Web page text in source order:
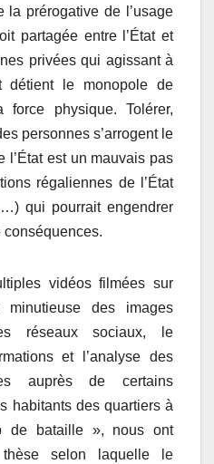
la prérogative de l’usage
partagée entre l’État et
privées qui agissant à
détient le monopole de
force physique. Tolérer,
personnes s’arrogent le
l’État est un mauvais pas
régaliennes de l’État
qui pourrait engendrer
conséquences.
vidéos filmées sur
minutieuse des images
réseaux sociaux, le
et l’analyse des
auprès de certains
habitants des quartiers à
de bataille », nous ont
thèse selon laquelle le